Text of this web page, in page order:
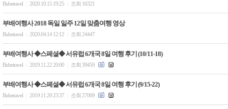
Bubetravel 2020.10.15 19:25 조회 16321
부배여행사 2018 독일 일주 12일 맞춤여행 영상
Bubetravel 2020.04.14 12:12 조회 24447
부배여행사 ◆스페셜◆ 서유럽 6개국 8일 여행 후기 (10/11-18)
Bubetravel 2019.11.22 20:00 조회 39459
부배여행사 ◆스페셜◆ 서유럽 6개국 8일 여행 후기 (9/15-22)
Bubetravel 2019.11.20 23:37 조회 27009